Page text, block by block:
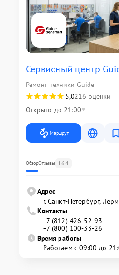
Сервисный центр
Ремонт техники Guide
5,0216 оценки
Открыто до 21:00
Маршрут
ОбзорОтзывы 164
Адрес
г. Санкт-Петербург,
Контакты
+7 (812) 426-52-93
+7 (800) 100-33-26
Время работы
Работаем с 09:00 до